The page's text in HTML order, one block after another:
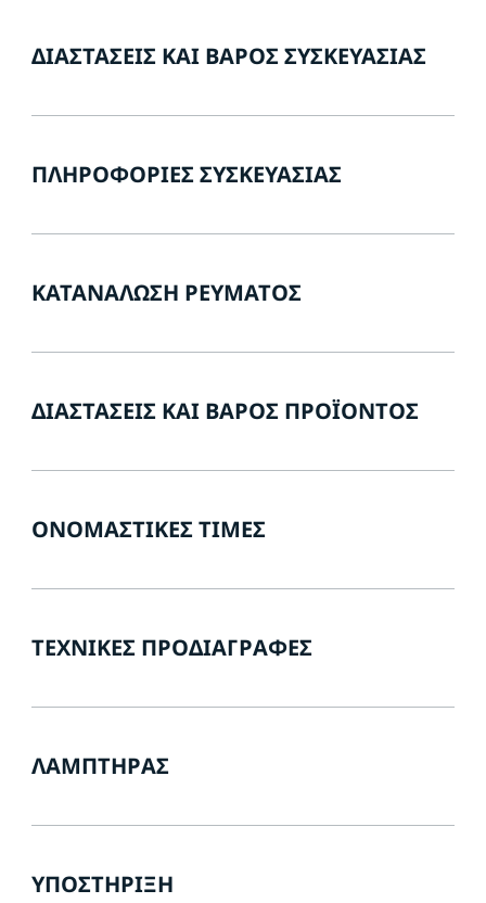
ΔΙΑΣΤΆΣΕΙΣ ΚΑΙ ΒΆΡΟΣ ΣΥΣΚΕΥΑΣΊΑΣ
ΠΛΗΡΟΦΟΡΊΕΣ ΣΥΣΚΕΥΑΣΊΑΣ
ΚΑΤΑΝΆΛΩΣΗ ΡΕΎΜΑΤΟΣ
ΔΙΑΣΤΆΣΕΙΣ ΚΑΙ ΒΆΡΟΣ ΠΡΟΪΌΝΤΟΣ
ΟΝΟΜΑΣΤΙΚΈΣ ΤΙΜΈΣ
ΤΕΧΝΙΚΈΣ ΠΡΟΔΙΑΓΡΑΦΈΣ
ΛΑΜΠΤΉΡΑΣ
ΥΠΟΣΤΉΡΙΞΗ